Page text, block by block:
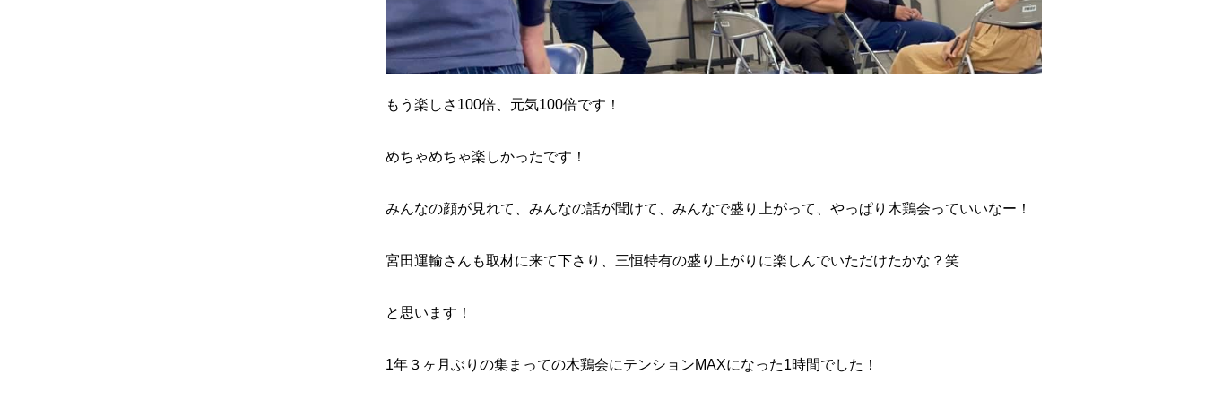
もう楽しさ100倍、元気100倍です！
めちゃめちゃ楽しかったです！
みんなの顔が見れて、みんなの話が聞けて、みんなで盛り上がって、やっぱり木鶏会っていいなー！
宮田運輸さんも取材に来て下さり、三恒特有の盛り上がりに楽しんでいただけたかな？笑
と思います！
1年３ヶ月ぶりの集まっての木鶏会にテンションMAXになった1時間でした！